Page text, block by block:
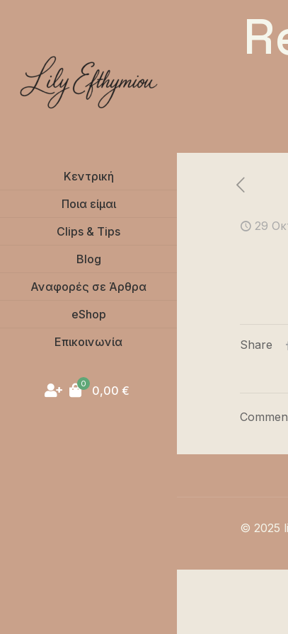
Κεντρική
Ποια είμαι
Clips & Tips
Blog
Αναφορές σε Άρθρα
eShop
Επικοινωνία
0 0,00 €
29
Share
© 2025